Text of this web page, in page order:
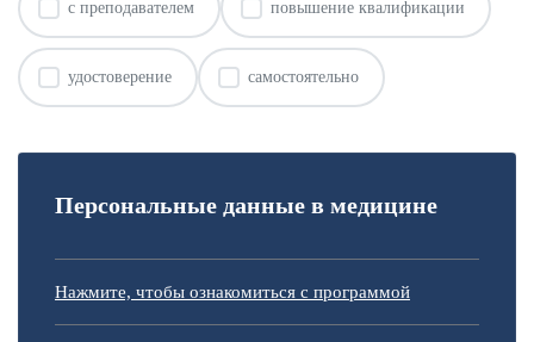
с преподавателем повышение квалификации
удостоверение самостоятельно
Персональные данные в медицине
Нажмите, чтобы ознакомиться с программой